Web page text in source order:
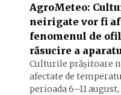
AgroMeteo:
neirigate vor fi
fenomenul de
răsucire a
Culturile prășitoare
afectate de
perioada 6–11